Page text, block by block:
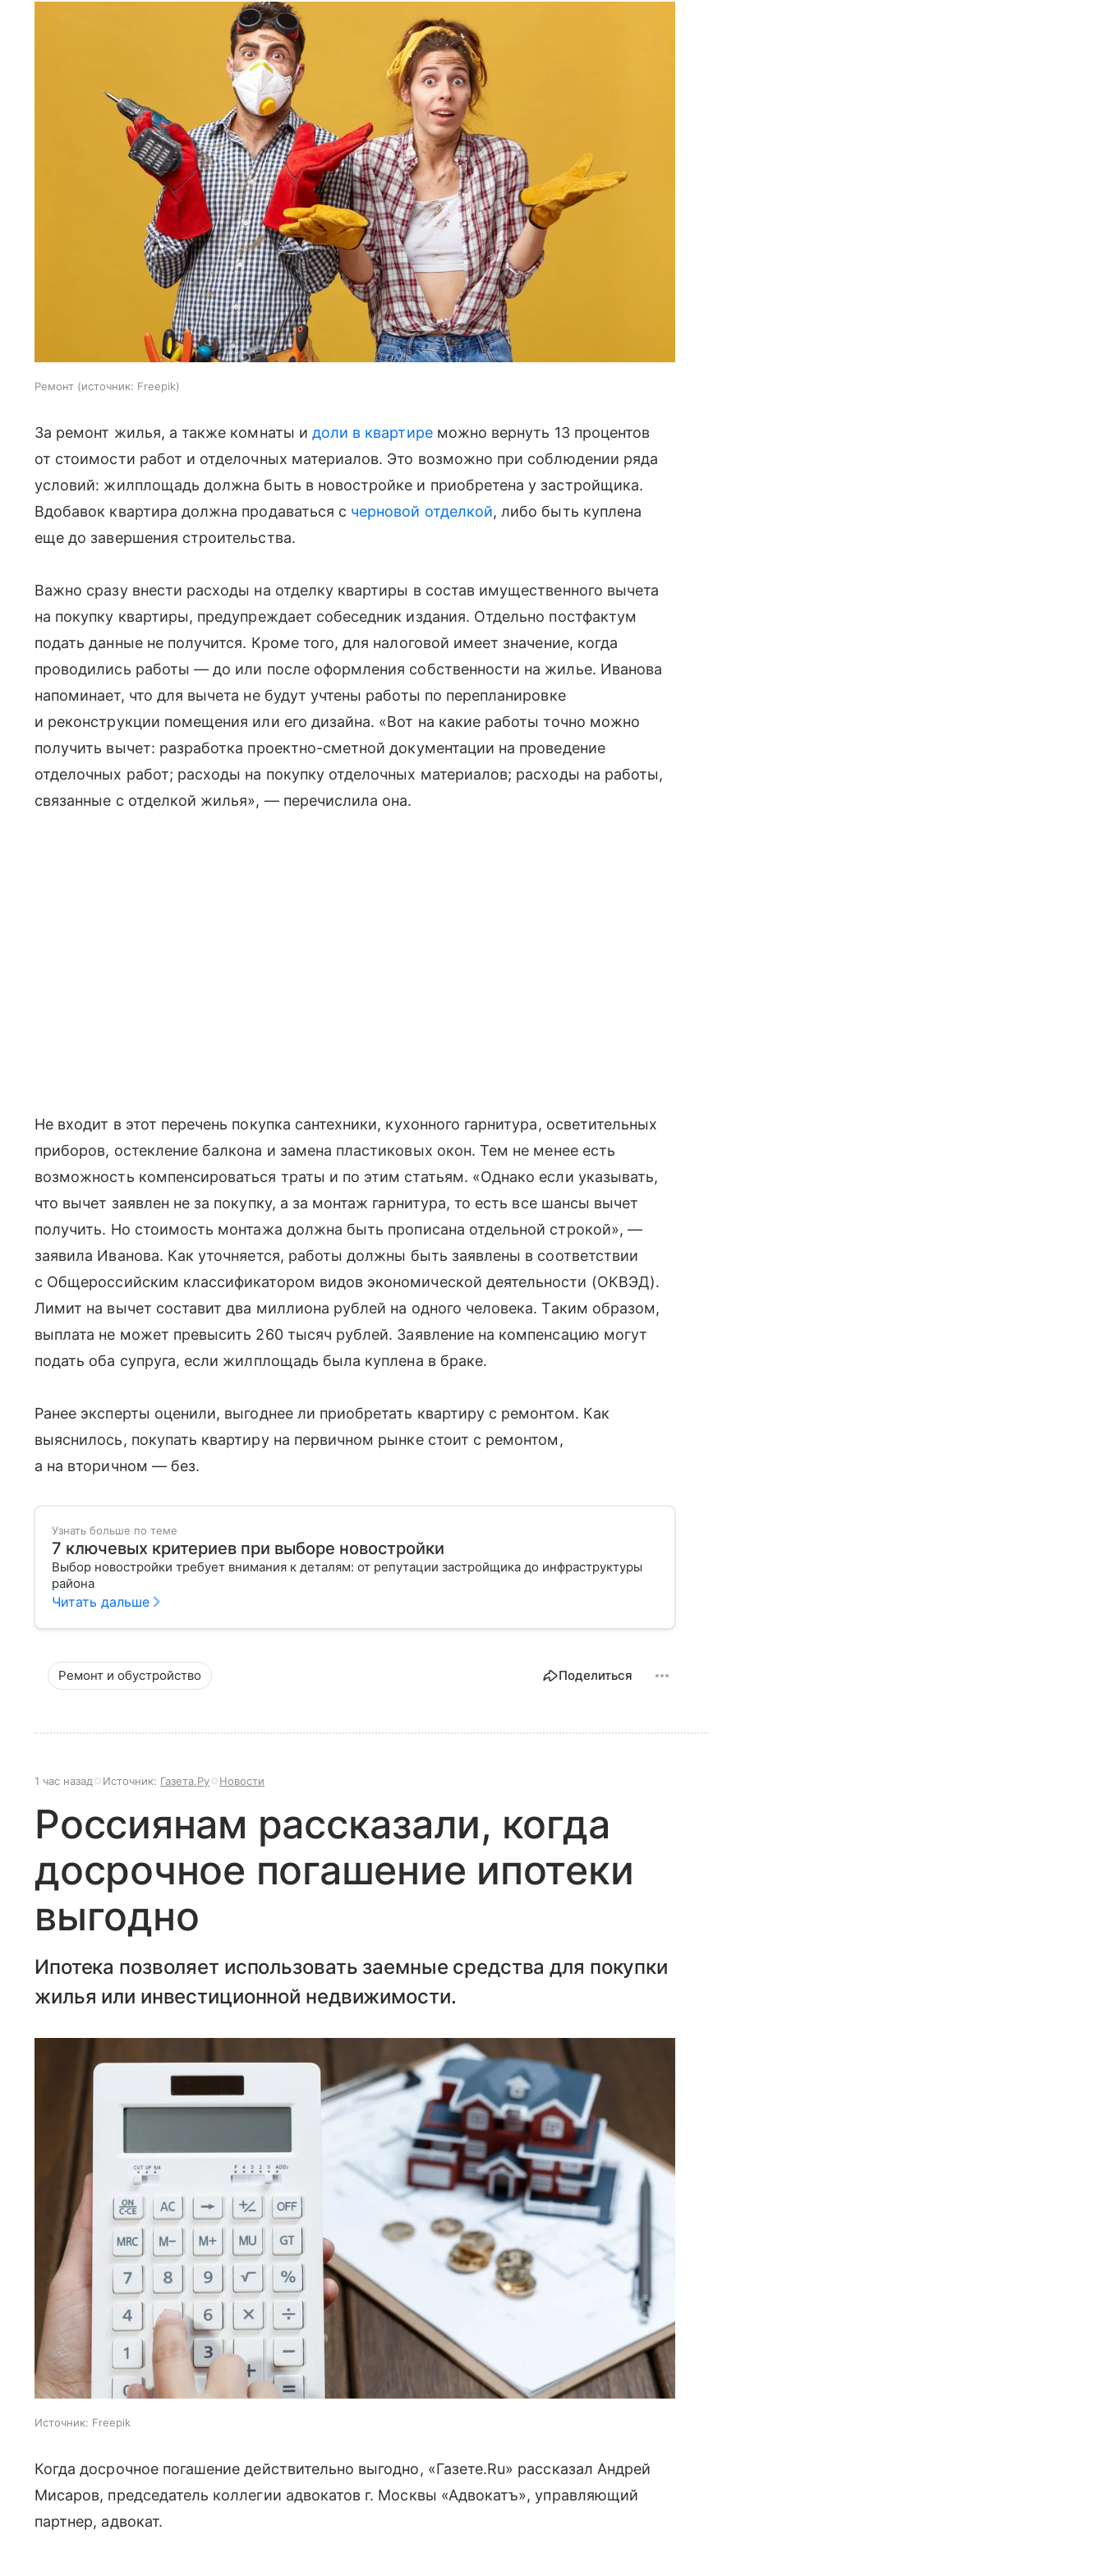
Ремонт источник: Freepik
За ремонт жилья, а также комнаты и доли в квартиреможно вернуть 13 процентов
от стоимости работ и отделочных материалов. Это возможно при соблюдении ряда
условий: жилплощадь должна быть в новостройке и приобретена у застройщика.
Вдобавок квартира должна продаваться с черновой отделкой, либо быть куплена
еще до завершения строительства.
Важно сразу внести расходы на отделку квартиры в состав имущественного вычета
на покупку квартиры, предупреждает собеседник издания. Отдельно постфактум
подать данные не получится. Кроме того, для налоговой имеет значение, когда
проводились работы — до или после оформления собственности на жилье. Иванова
напоминает, что для вычета не будут учтены работы по перепланировке
и реконструкции помещения или его дизайна. «Вот на какие работы точно можно
получить вычет: разработка проектно-сметной документации на проведение
отделочных работ; расходы на покупку отделочных материалов; расходы на работы,
связанные с отделкой жилья», — перечислила она.
Не входит в этот перечень покупка сантехники, кухонного гарнитура, осветительных
приборов, остекление балкона и замена пластиковых окон. Тем не менее есть
возможность компенсироваться траты и по этим статьям. «Однако если указывать,
что вычет заявлен не за покупку, а за монтаж гарнитура, то есть все шансы вычет
получить. Но стоимость монтажа должна быть прописана отдельной строкой», —
заявила Иванова. Как уточняется, работы должны быть заявлены в соответствии
с Общероссийским классификатором видов экономической деятельности (ОКВЭД).
Лимит на вычет составит два миллиона рублей на одного человека. Таким образом,
выплата не может превысить 260 тысяч рублей. Заявление на компенсацию могут
подать оба супруга, если жилплощадь была куплена в браке.
Ранее эксперты оценили, выгоднее ли приобретать квартиру с ремонтом. Как
выяснилось, покупать квартиру на первичном рынке стоит с ремонтом,
а на вторичном — без.
Узнать больше по теме
7 ключевых критериев при выборе новостройки
Выбор новостройки требует внимания к деталям: от репутации застройщика до инфраструктуры
района
Читать дальше
Ремонт и обустройство Поделиться
1 час назад Источник: Газета.Ру Новости
Россиянам рассказали, когда
досрочное погашение ипотеки
выгодно
Ипотека позволяет использовать заемные средства для покупки
жилья или инвестиционной недвижимости.
Источник: Freepik
Когда досрочное погашение действительно выгодно, «Газете.Ru» рассказал Андрей
Мисаров, председатель коллегии адвокатов г. Москвы «Адвокатъ», управляющий
партнер, адвокат.